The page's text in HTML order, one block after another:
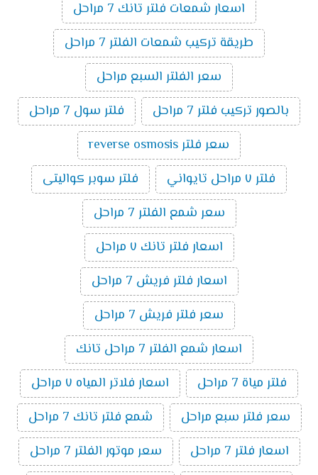
اسعار شمعات فلتر تانك 7 مراحل
طريقة تركيب شمعات الفلتر 7 مراحل
سعر الفلتر السبع مراحل
بالصور تركيب فلتر 7 مراحل
فلتر سول 7 مراحل
سعر فلتر reverse osmosis
فلتر ٧ مراحل تايواني
فلتر سوبر كواليتى
سعر شمع الفلتر 7 مراحل
اسعار فلتر تانك ٧ مراحل
اسعار فلتر فريش 7 مراحل
سعر فلتر فريش 7 مراحل
اسعار شمع الفلتر 7 مراحل تانك
فلتر مياة 7 مراحل
اسعار فلاتر المياه ٧ مراحل
سعر فلتر سبع مراحل
شمع فلتر تانك 7 مراحل
اسعار فلتر 7 مراحل
سعر موتور الفلتر 7 مراحل